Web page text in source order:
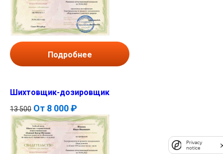
Подробнее
Шихтовщик-дозировщик
13 500 От 8 000 ₽
Privacy
notice